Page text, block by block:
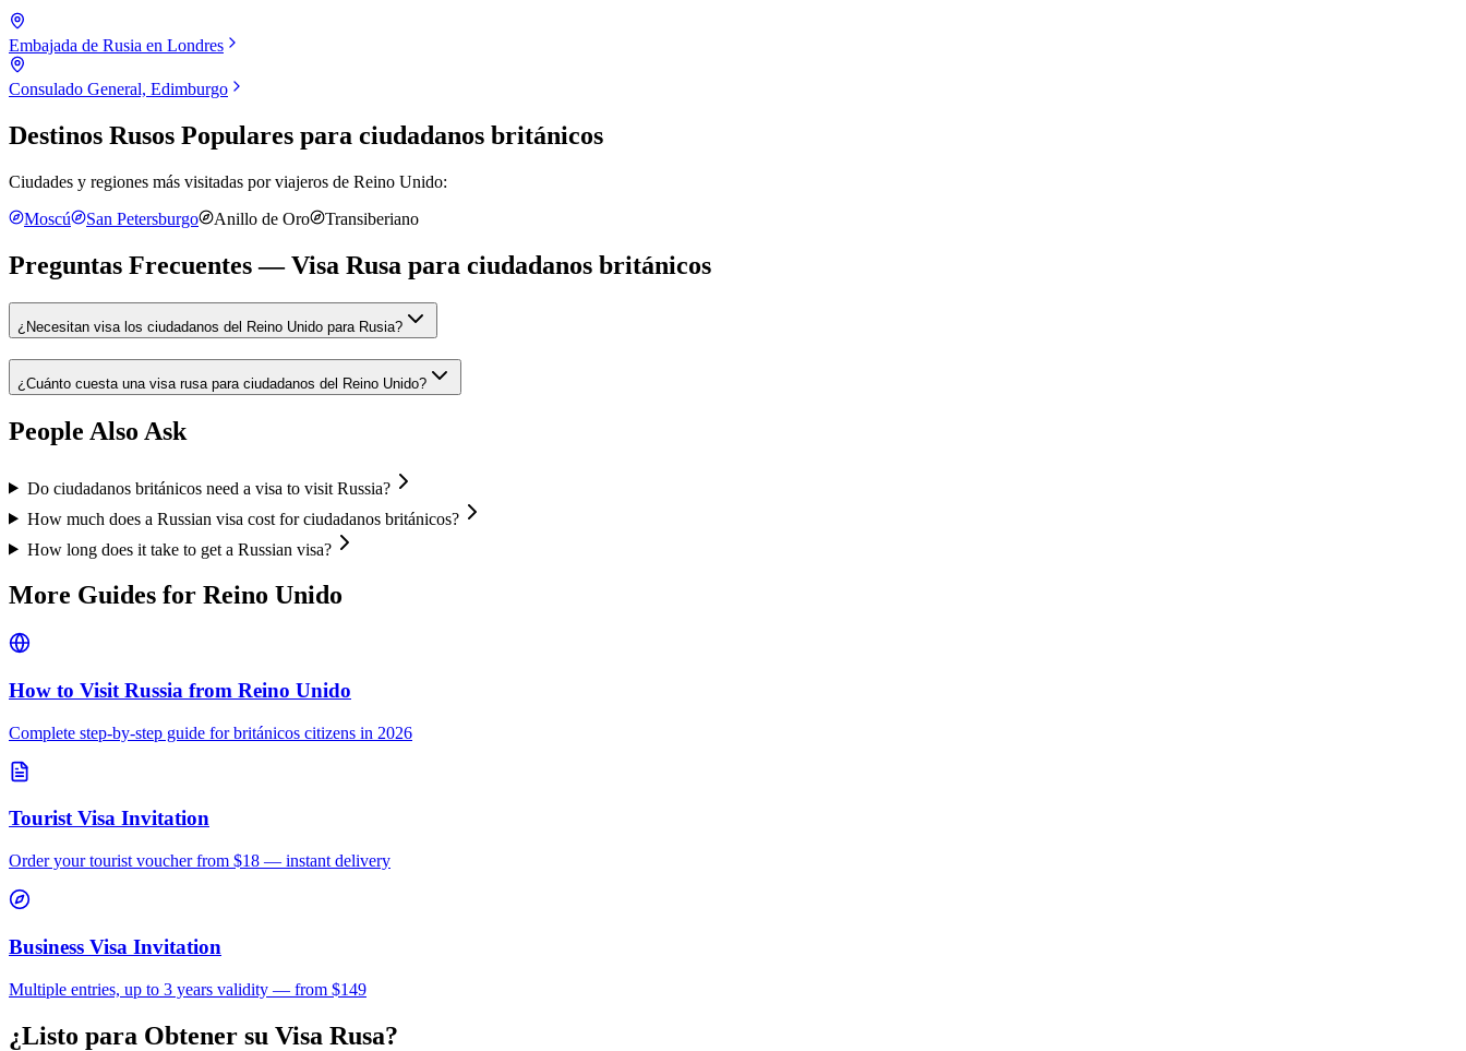
Embajada de Rusia en Londres
Consulado General, Edimburgo
Destinos Rusos Populares para ciudadanos británicos
Ciudades y regiones más visitadas por viajeros de Reino Unido:
Moscú
San Petersburgo Anillo de Oro Transiberiano
Preguntas Frecuentes — Visa Rusa para ciudadanos británicos
¿Necesitan visa los ciudadanos del Reino Unido para Rusia?
¿Cuánto cuesta una visa rusa para ciudadanos del Reino Unido?
People Also Ask
Do ciudadanos británicos need a visa to visit Russia?
How much does a Russian visa cost for ciudadanos británicos?
How long does it take to get a Russian visa?
More Guides for Reino Unido
How to Visit Russia from Reino Unido
Complete step-by-step guide forbritánicos citizens in 2026
Tourist Visa Invitation
Order your tourist voucher from $18 — instant delivery
Business Visa Invitation
Multiple entries, up to 3 years validity — from $149
¿Listo para Obtener su Visa Rusa?